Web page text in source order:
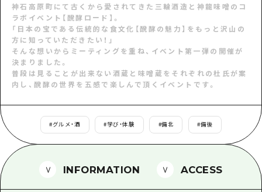
1泊2日
2泊3日
観光案内所
広島県を訪れる外国人旅行者向け情報一
ボランティアガイド
ユニバーサルツーリズム
ガイドブック
広島県の魅力を動画でご紹介！
メディア掲載情報
神石高原町にて古くから愛されてきた三輪酒造と神龍味噌のコ
ラボイベント【醗酵ロード】。
「日本の宝である伝統的な食文化【醗酵の魅力】をもっと沢山の
方に知っていただきたい！」
そんな想いからミーティングを重ね、イベント第一弾の開催が
決まりました。
普段は見ることが出来ない酒蔵と味噌蔵をそれぞれの杜氏が案
内し、醗酵の世界を五感で楽しんで頂くイベントです。
#グルメ・酒 #学び・体験 #備北 #備後
INFORMATION ACCESS